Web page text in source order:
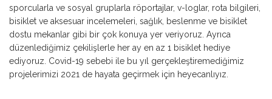
sporcularla ve sosyal gruplarla röportajlar, v-loglar, rota bilgileri,
bisiklet ve aksesuar incelemeleri, sağlık, beslenme ve bisiklet
dostu mekanlar gibi bir çok konuya yer veriyoruz. Ayrıca
düzenlediğimiz çekilişlerle her ay en az 1 bisiklet hediye
ediyoruz. Covid-19 sebebi ile bu yıl gerçekleştiremediğimiz
projelerimizi 2021 de hayata geçirmek için heyecanlıyız.